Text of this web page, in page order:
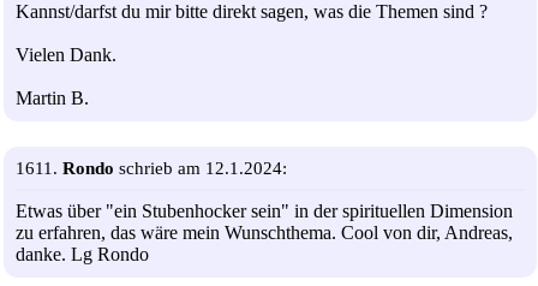
Kannst/darfst du mir bitte direkt sagen, was die Themen sind ?
Vielen Dank.
Martin B.
1611. Rondo schrieb am 12.1.2024:
Etwas über "ein Stubenhocker sein" in der spirituellen Dimension
zu erfahren, das wäre mein Wunschthema. Cool von dir, Andreas,
danke. Lg Rondo